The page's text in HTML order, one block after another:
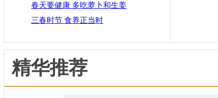
春天要健康 多吃萝卜和生姜
三春时节 食养正当时
精华推荐